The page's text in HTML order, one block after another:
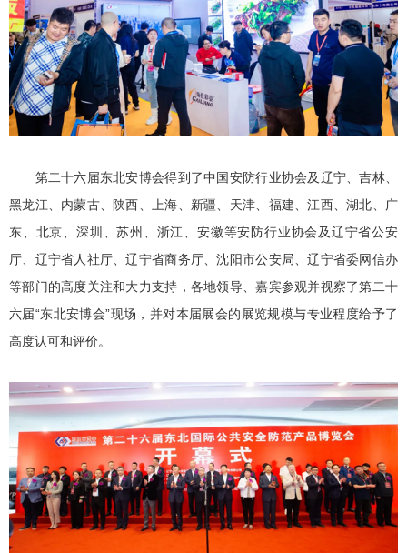
第二十六届东北安博会得到了中国安防行业协会及辽宁、吉林、
黑龙江、内蒙古、陕西、上海、新疆、天津、福建、江西、湖北、广
东、北京、深圳、苏州、浙江、安徽等安防行业协会及辽宁省公安
厅、辽宁省人社厅、辽宁省商务厅、沈阳市公安局、辽宁省委网信办
等部门的高度关注和大力支持，各地领导、嘉宾参观并视察了第二十
六届“东北安博会”现场，并对本届展会的展览规模与专业程度给予了
高度认可和评价。